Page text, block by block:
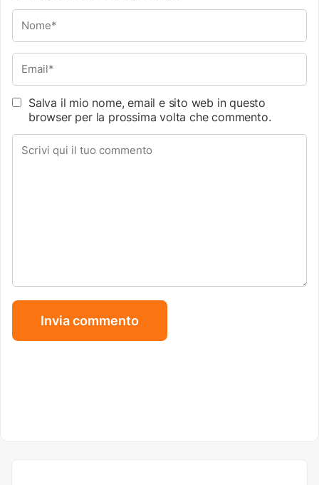
Salva il mio nome, email e sito web in questo
browser per la prossima volta che commento.